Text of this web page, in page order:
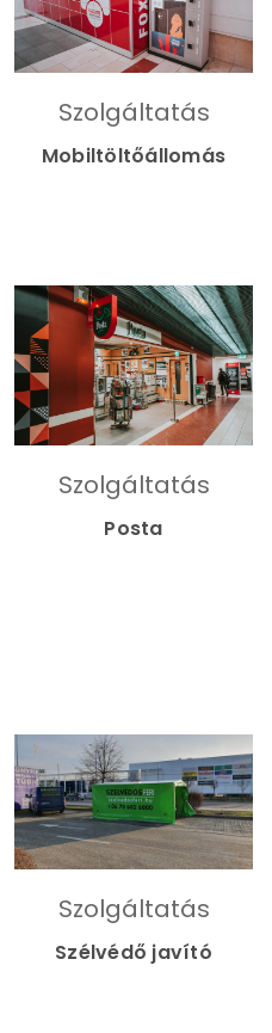
Szolgáltatás
Mobiltöltőállomás
Szolgáltatás
Posta
Szolgáltatás
Szélvédő javító